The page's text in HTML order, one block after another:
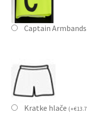
Captain Armbands
Kratke hlače (+€